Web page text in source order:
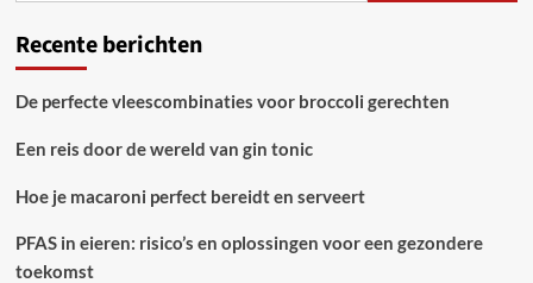
Recente berichten
De perfecte vleescombinaties voor broccoli gerechten
Een reis door de wereld van gin tonic
Hoe je macaroni perfect bereidt en serveert
PFAS in eieren: risico’s en oplossingen voor een gezondere
toekomst